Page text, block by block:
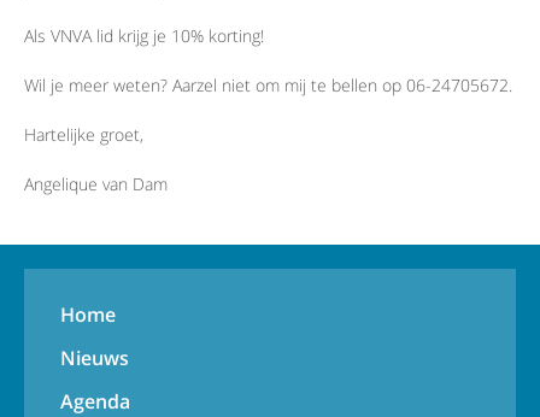
Als VNVA lid krijg je 10% korting!
Wil je meer weten? Aarzel niet om mij te bellen op 06-24705672.
Hartelijke groet,
Angelique van Dam
Home
Nieuws
Agenda